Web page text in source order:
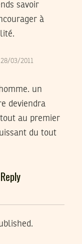
savoir
à
03/2011
un
deviendra
au premier
du tout